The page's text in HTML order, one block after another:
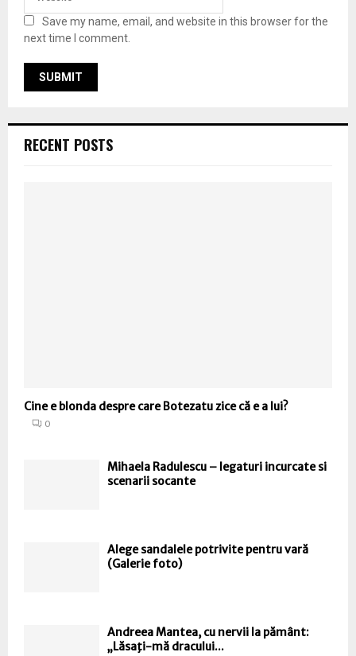
Save my name, email, and website in this browser for the
next time I comment.
RECENT POSTS
Cine e blonda despre care Botezatu zice că e a lui?
0
Mihaela Radulescu – legaturi incurcate si
scenarii socante
Alege sandalele potrivite pentru vară
(Galerie foto)
Andreea Mantea, cu nervii la pământ:
„Lăsaţi-mă dracului...